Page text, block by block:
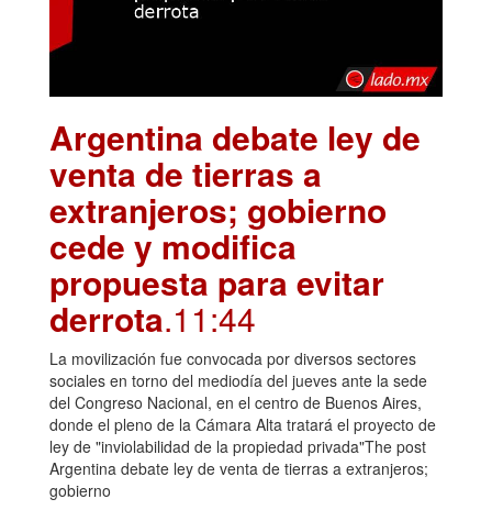
Argentina debate ley de
venta de tierras a
extranjeros; gobierno
cede y modifica
propuesta para evitar
derrota.11:44
La movilización fue convocada por diversos sectores
sociales en torno del mediodía del jueves ante la sede
del Congreso Nacional, en el centro de Buenos Aires,
donde el pleno de la Cámara Alta tratará el proyecto de
ley de "inviolabilidad de la propiedad privada"The post
Argentina debate ley de venta de tierras a extranjeros;
gobierno